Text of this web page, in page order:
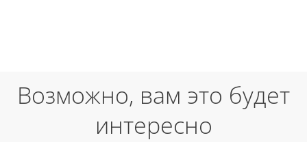
Возможно, вам это будет
интересно